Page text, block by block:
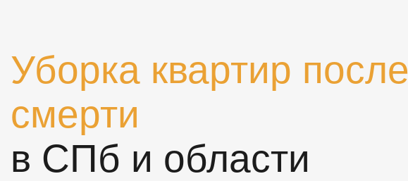
Уборка квартир после
смерти
в СПб и области